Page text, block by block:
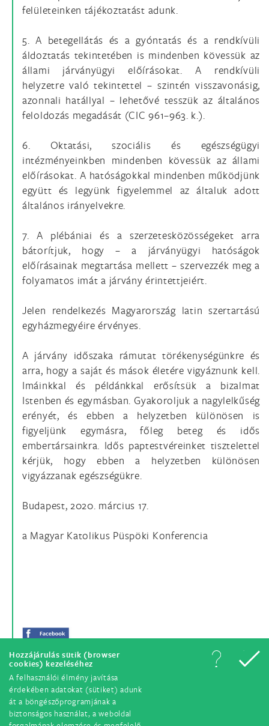
Hozzájárulás sütik (browser
cookies) kezeléséhez
A felhasználói élmény javítása
érdekében adatokat (sütiket) adunk
át a böngészőprogramjának a
biztonságos használat, a weboldal
felületeinken tájékoztatást adunk.
5. A betegellátás és a gyóntatás és a rendkívüli
áldoztatás tekintetében is mindenben kövessük az
állami járványügyi előírásokat. A rendkívüli
helyzetre való tekintettel – szintén visszavonásig,
azonnali hatállyal – lehetővé tesszük az általános
feloldozás megadását (CIC 961–963. k.).
6. Oktatási, szociális és egészségügyi
intézményeinkben mindenben kövessük az állami
előírásokat. A hatóságokkal mindenben működjünk
együtt és legyünk figyelemmel az általuk adott
általános irányelvekre.
7. A plébániai és a szerzetesközösségeket arra
bátorítjuk, hogy – a járványügyi hatóságok
előírásainak megtartása mellett – szervezzék meg a
folyamatos imát a járvány érintettjeiért.
Jelen rendelkezés Magyarország latin szertartású
egyházmegyéire érvényes.
A járvány időszaka rámutat törékenységünkre és
arra, hogy a saját és mások életére vigyáznunk kell.
Imáinkkal és példánkkal erősítsük a bizalmat
Istenben és egymásban. Gyakoroljuk a nagylelkűség
erényét, és ebben a helyzetben különösen is
figyeljünk egymásra, főleg beteg és idős
embertársainkra. Idős paptestvéreinket tisztelettel
kérjük, hogy ebben a helyzetben különösen
vigyázzanak egészségükre.
Budapest, 2020. március 17.
a Magyar Katolikus Püspöki Konferencia